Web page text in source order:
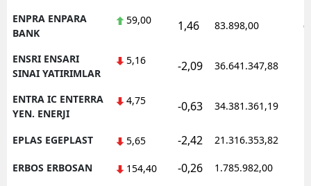
ENPRA ENPARA
BANK
59,00 1,46 83.898,00
ENSRI ENSARI
SINAI YATIRIMLAR
5,16 -2,09 36.641.347,88
ENTRA IC ENTERRA
YEN. ENERJI
4,75 -0,63 34.381.361,19
EPLAS EGEPLAST 5,65 -2,42 21.316.353,82
ERBOS ERBOSAN 154,40 -0,26 1.785.982,00